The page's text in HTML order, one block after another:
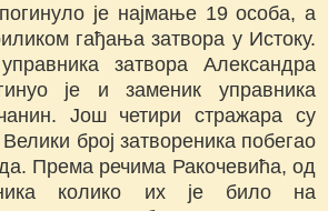
је најмање 19 особа, а
гађања затвора у Истоку.
затвора Александра
је и заменик управника
Још четири стражара су
број затвореника побегао
Према речима Ракочевића, од
колико их је било на